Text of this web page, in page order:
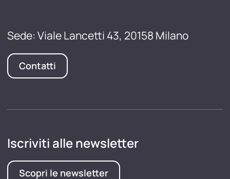
Sede: Viale Lancetti 43, 20158 Milano
Contatti
Iscriviti alle newsletter
Scopri le newsletter